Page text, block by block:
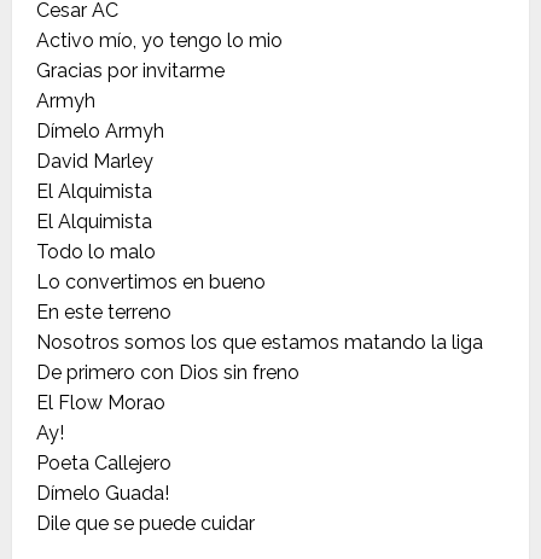
Cesar AC
Activo mío, yo tengo lo mio
Gracias por invitarme
Armyh
Dímelo Armyh
David Marley
El Alquimista
El Alquimista
Todo lo malo
Lo convertimos en bueno
En este terreno
Nosotros somos los que estamos matando la liga
De primero con Dios sin freno
El Flow Morao
Ay!
Poeta Callejero
Dímelo Guada!
Dile que se puede cuidar